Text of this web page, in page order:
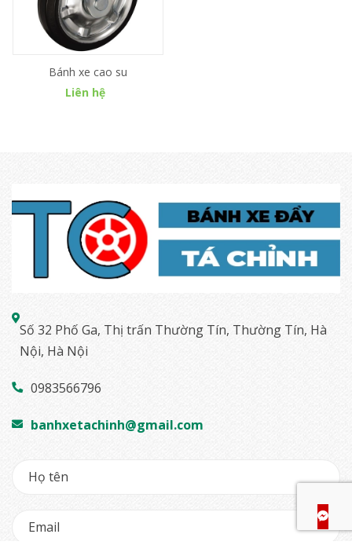
Bánh xe cao su
Liên hệ
Số 32 Phố Ga, Thị trấn Thường Tín, Thường Tín, Hà
Nội, Hà Nội
0983566796
banhxetachinh@gmail.com